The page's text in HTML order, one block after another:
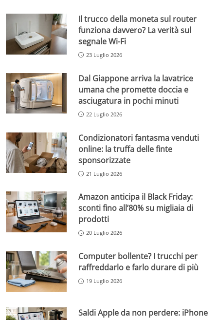
Il trucco della moneta sul router
funziona davvero? La verità sul
segnale Wi-Fi
23 Luglio 2026
Dal Giappone arriva la lavatrice
umana che promette doccia e
asciugatura in pochi minuti
22 Luglio 2026
Condizionatori fantasma venduti
online: la truffa delle finte
sponsorizzate
21 Luglio 2026
Amazon anticipa il Black Friday:
sconti fino all’80% su migliaia di
prodotti
20 Luglio 2026
Computer bollente? I trucchi per
raffreddarlo e farlo durare di più
19 Luglio 2026
Saldi Apple da non perdere: iPhone